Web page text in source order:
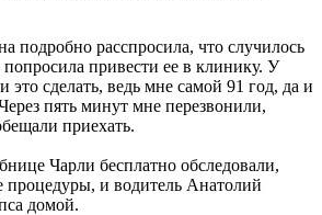
подробно расспросила, что случилось
попросила привести ее в клинику. У
это сделать, ведь мне самой 91 год, да и
пять минут мне перезвонили,
приехать.
Чарли бесплатно обследовали,
процедуры, и водитель Анатолий
домой.